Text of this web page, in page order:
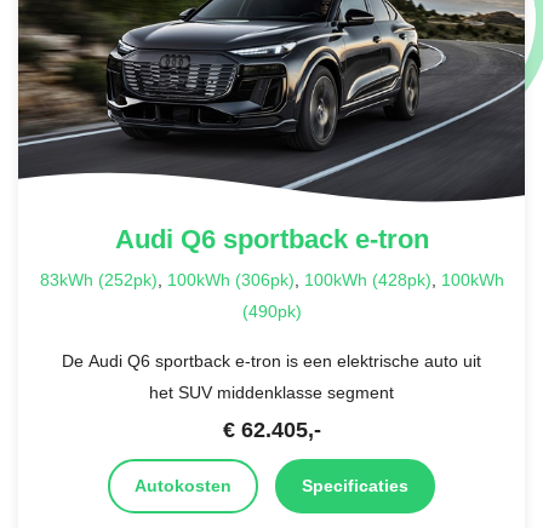
Audi Q6 sportback e-tron
83kWh (252pk), 100kWh (306pk), 100kWh (428pk), 100kWh
(490pk)
De Audi Q6 sportback e-tron is een elektrische auto uit
het SUV middenklasse segment
€ 62.405,-
Autokosten Specificaties